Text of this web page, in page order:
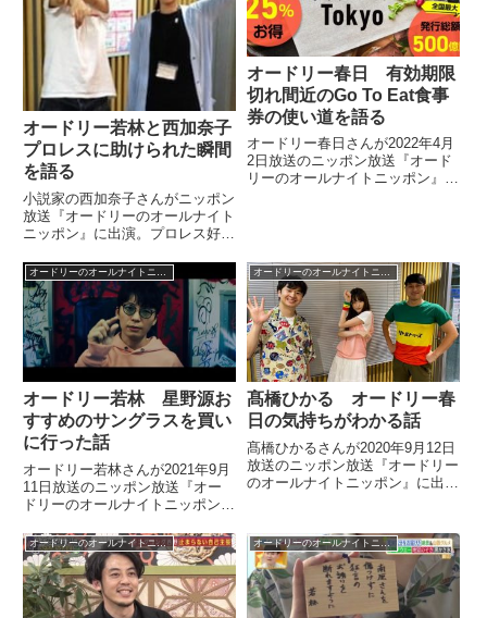
オードリー若林と西加奈子
プロレスに助けられた瞬間
を語る
小説家の西加奈子さんがニッポン
放送『オードリーのオールナイト
ニッポン』に出演。プロレス好き
れた瞬間について話していまし
た。（若林正恭）しびれるね。
あ、じゃあその要所要所でプロレ
スに助け・・・だから俺はさ、い
まま...
オードリー春日 有効期限
切れ間近のGo To Eat食事
券の使い道を語る
オードリー春日さんが2022年4月
2日放送のニッポン放送『オード
リーのオールナイトニッポン』の
オードリー若林 星野源お
すすめのサングラスを買い
に行った話
オードリー若林さんが2021年9月
11日放送のニッポン放送『オー
ドリーのオールナイトニッポン』
ッポン』での星野源さんとの共演
を振り返り。『Pop Virus』ラッ
プコラボや星野源さんからもらっ
た花束に込められた意味などにつ
いて話していました。
髙橋ひかる オードリー春
日の気持ちがわかる話
髙橋ひかるさんが2020年9月12日
放送のニッポン放送『オードリー
のオールナイトニッポン』に出
ど、春日の気持ちがわかるという
話をしていました。【オードリー
のオールナイトニッポン】お聴...
オードリーのオールナイトニッポン オードリーのオールナイトニッポン